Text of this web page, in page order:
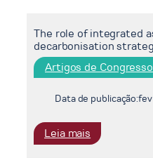
on
recipient
economies
of
the
Hydrogen
Production
The role of integrated
decarbonisation
Artigos de Congresso
Data de publicação:
Leia mais
The